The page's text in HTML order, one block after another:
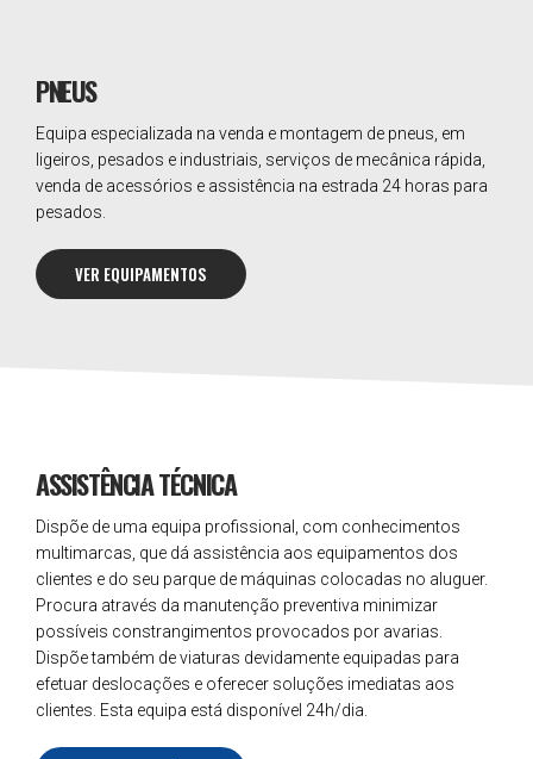
PNEUS
Equipa especializada na venda e montagem de pneus, em
ligeiros, pesados e industriais, serviços de mecânica rápida,
venda de acessórios e assistência na estrada 24 horas para
pesados.
VER EQUIPAMENTOS
ASSISTÊNCIA TÉCNICA
Dispõe de uma equipa profissional, com conhecimentos
multimarcas, que dá assistência aos equipamentos dos
clientes e do seu parque de máquinas colocadas no aluguer.
Procura através da manutenção preventiva minimizar
possíveis constrangimentos provocados por avarias.
Dispõe também de viaturas devidamente equipadas para
efetuar deslocações e oferecer soluções imediatas aos
clientes. Esta equipa está disponível 24h/dia.